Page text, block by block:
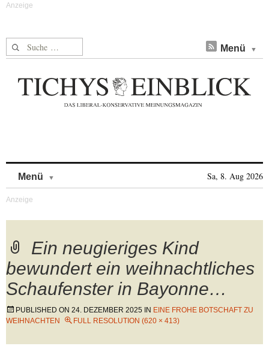
Suche nach: Menü
Menü Sa, 8. Aug 2026
Ein neugieriges Kind
bewundert ein weihnachtliches
Schaufenster in Bayonne…
PUBLISHED ON 24. DEZEMBER 2025 IN EINE FROHE BOTSCHAFT ZU
WEIHNACHTEN
FULL RESOLUTION (620 × 413)